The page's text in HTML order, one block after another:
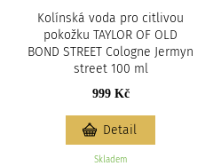
Kolínská voda pro citlivou
pokožku TAYLOR OF OLD
BOND STREET Cologne Jermyn
street 100 ml
999 Kč
Skladem
Detail